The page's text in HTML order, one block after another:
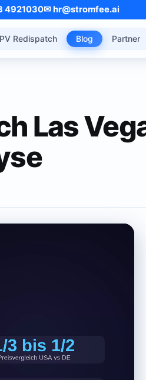
4921030✉ hr@stromfee.ai
PV Redispatch Blog Partner
Las